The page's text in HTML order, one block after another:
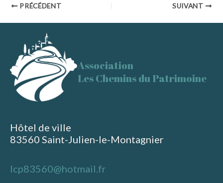
Navigation
PRÉCÉDENT SUIVANT
Association
Les Chemins du Patrimoine
Hôtel de ville
83560 Saint-Julien-le-Montagnier
lcp83560@hotmail.fr